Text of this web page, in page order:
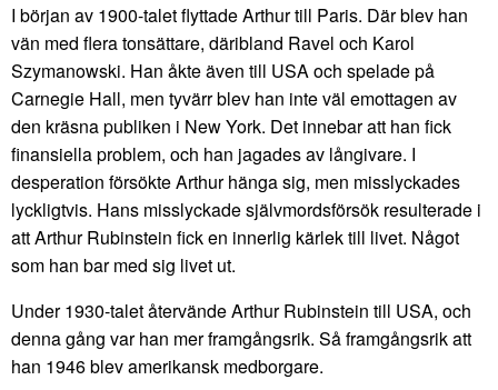
I början av 1900-talet flyttade Arthur till Paris. Där blev han
vän med flera tonsättare, däribland Ravel och Karol
Szymanowski. Han åkte även till USA och spelade på
Carnegie Hall, men tyvärr blev han inte väl emottagen av
den kräsna publiken i New York. Det innebar att han fick
finansiella problem, och han jagades av långivare. I
desperation försökte Arthur hänga sig, men misslyckades
lyckligtvis. Hans misslyckade självmordsförsök resulterade i
att Arthur Rubinstein fick en innerlig kärlek till livet. Något
som han bar med sig livet ut.
Under 1930-talet återvände Arthur Rubinstein till USA, och
denna gång var han mer framgångsrik. Så framgångsrik att
han 1946 blev amerikansk medborgare.